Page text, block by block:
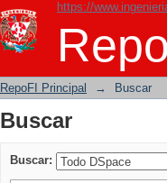
https://
Buscar
RepoFI Principal → Buscar
Buscar
Buscar: